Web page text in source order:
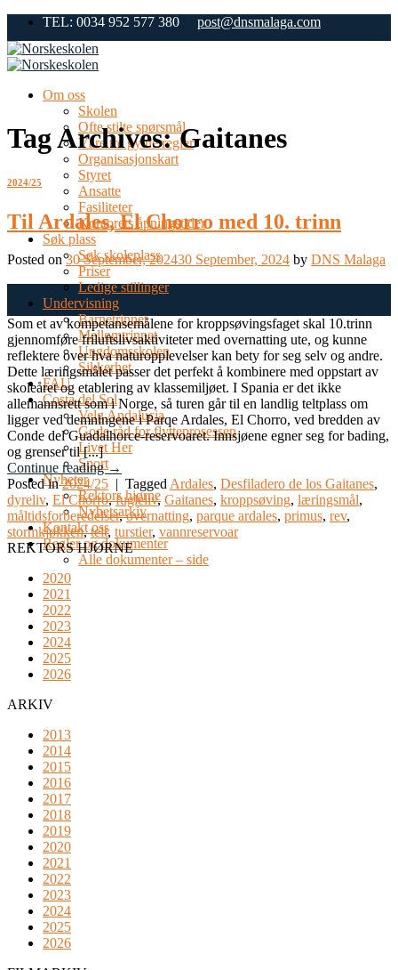
Skip
content
TEL: 0034 952 577 380 post@dnsmalaga.com
Om oss
Skolen
Ofte stilte spørsmål
Våre tre gylne regler
Organisasjonskart
Styret
Ansatte
Fasiliteter
Kontorets åpningstider
Søk plass
Søk skoleplass
Priser
Ledige stillinger
Undervisning
Barnetrinnet
Mellomtrinnet
Ungdomsskolen
Sikkerhet
FAU
Costa del Sol
Velg Andalucia
Gode råd for flytteprosessen
Livet Her
Sport
Nyheter
Rektors hjørne
Nyhetsarkiv
Kontakt oss
Regler og dokumenter
Alle dokumenter – side
Tag Archives:Gaitanes
2024/25
Til Ardales, El Chorro med 10. trinn
Posted on30 September, 202430 September, 2024 by DNS Malaga
Som et av kompetansemålene for kroppsøvingsfaget skal 10.trinn
gjennomføre friluftslivsaktiviteter med overnatting ute, og kunne
reflektere over hva naturopplevelser kan bety for seg selv og andre.
Dette læringsmålet passer det perfekt å kombinere med oppstart av
skoleåret og etablering av klassemiljøet. I Spania er det ikke
allemannsrett som i Norge, så turen går til en landlig teltplass om
ligger ved demningene i Parqe Ardales, El Chorro, ved bredden av
Conde del Guadalhorce-reservoaret. Innsjøene egner seg for bading,
og grenser til [...]
Continue reading→
Posted in2024/25 | Tagged Ardales, Desfiladero de los Gaitanes,
dyreliv, El Chorro,fugleliv, Gaitanes, kroppsøving, læringsmål,
måltidsforberedelser,overnatting, parque ardales, primus, rev,
stormkjøkken,telt, turstier, vannreservoar
REKTORS HJØRNE
2020
2021
2022
2023
2024
2025
2026
ARKIV
2013
2014
2015
2016
2017
2018
2019
2020
2021
2022
2023
2024
2025
2026